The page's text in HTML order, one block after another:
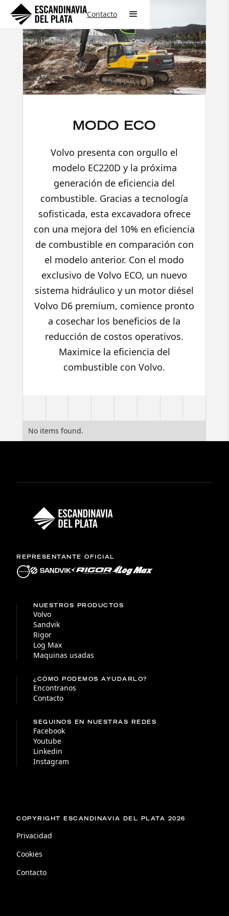
Contacto
MODO ECO
Volvo presenta con orgullo el
modelo EC220D y la próxima
generación de eficiencia del
combustible. Gracias a tecnología
sofisticada, esta excavadora ofrece
con una mejora del 10% en eficiencia
de combustible en comparación con
el modelo anterior. Con el modo
exclusivo de Volvo ECO, un nuevo
sistema hidráulico y un motor diésel
Volvo D6 premium, comience pronto
a cosechar los beneficios de la
reducción de costos operativos.
Maximice la eficiencia del
combustible con Volvo.
No items found.
REPRESENTANTE OFICIAL
NUESTROS PRODUCTOS
Volvo
Sandvik
Rigor
Log Max
Maquinas usadas
¿CÓMO PODEMOS AYUDARLO?
Encontranos
Contacto
SEGUINOS EN NUESTRAS REDES
Facebook
Youtube
Linkedin
Instagram
COPYRIGHT ESCANDINAVIA DEL PLATA 2026
Privacidad
Cookies
Contacto